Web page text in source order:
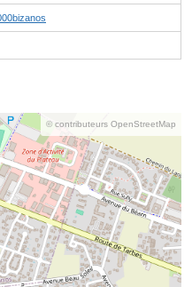
© contributeurs OpenStreetMap